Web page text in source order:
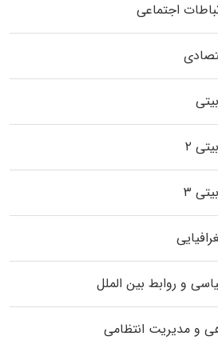
اجتماعی
۲
۳
و روابط بین الملل
و مدیریت انتظامی